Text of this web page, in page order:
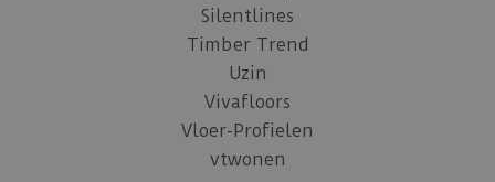
Silentlines
Timber Trend
Uzin
Vivafloors
Vloer-Profielen
vtwonen